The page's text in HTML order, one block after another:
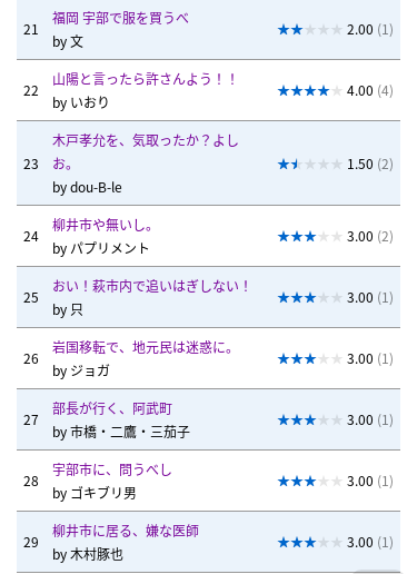
21
福岡 宇部で服を買うべ
by文
2.00 (1)
22
山陽と言ったら許さんよう！！
by いおり
4.00 (4)
23
木戸孝允を、気取ったか？よし
お。
bydou-B-le
1.50 (2)
24
柳井市や無いし。
by パプリメント
3.00 (2)
25
おい！萩市内で追いはぎしない！
by 只
3.00 (1)
26
岩国移転で、地元民は迷惑に。
by ジョガ
3.00 (1)
27
部長が行く、阿武町
by市橋・二鷹・三茄子
3.00 (1)
28
宇部市に、問うべし
by ゴキブリ男
3.00 (1)
29
柳井市に居る、嫌な医師
by木村豚也
3.00 (1)